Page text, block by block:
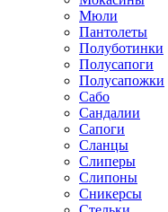
Мюли
Пантолеты
Полуботинки
Полусапоги
Полусапожки
Сабо
Сандалии
Сапоги
Сланцы
Слиперы
Слипоны
Сникерсы